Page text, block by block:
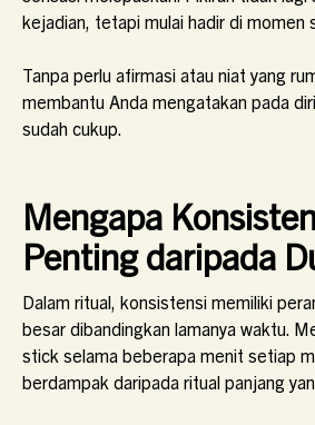
kejadian, tetapi mulai hadir di momen
Tanpa perlu afirmasi atau niat yang
membantu Anda mengatakan pada
sudah cukup.
Mengapa
Penting daripada
Dalam ritual, konsistensi memiliki
besar dibandingkan lamanya waktu.
stick selama beberapa menit setiap
berdampak daripada ritual panjang